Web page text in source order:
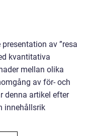
av ”resa
kvantitativa
mellan olika
av för- och
denna artikel efter
innehållsrik